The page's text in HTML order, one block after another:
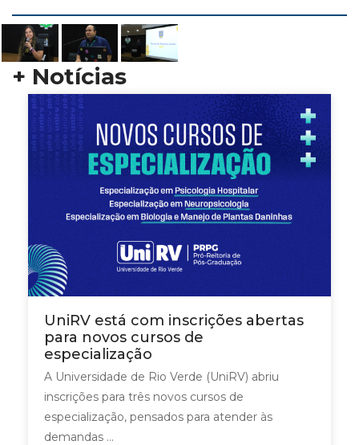
+ Notícias
UniRV está com inscrições abertas
para novos cursos de
especialização
A Universidade de Rio Verde (UniRV) abriu
inscrições para três novos cursos de
especialização, pensados para atender às
demandas ...